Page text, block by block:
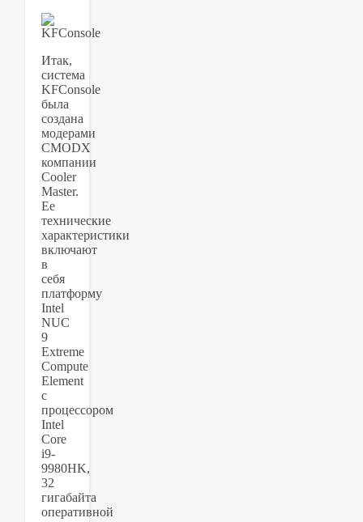
Итак,
система
KFConsole
была
создана
модерами
CMODX
компании
Cooler
Master.
Ее
технические
характеристики
включают
в
себя
платформу
Intel
NUC
9
Extreme
Compute
Element
с
процессором
Intel
Core
i9-
9980HK,
32
гигабайта
оперативной